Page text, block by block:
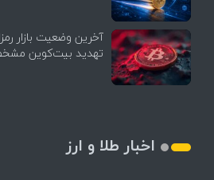
آخرین وضعیت بازار
تهدید بیت‌کوین
اخبار طلا و ارز